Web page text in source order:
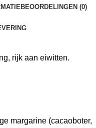
BEOORDELINGEN (0)
rijk aan eiwitten.
margarine (cacaoboter,